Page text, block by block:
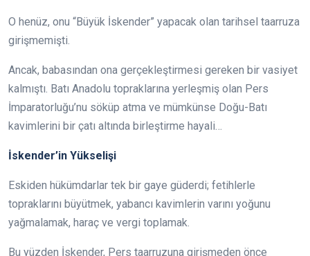
O henüz, onu “Büyük İskender” yapacak olan tarihsel taarruza
girişmemişti.
Ancak, babasından ona gerçekleştirmesi gereken bir vasiyet
kalmıştı. Batı Anadolu topraklarına yerleşmiş olan Pers
İmparatorluğu’nu söküp atma ve mümkünse Doğu-Batı
kavimlerini bir çatı altında birleştirme hayali…
İskender’in Yükselişi
Eskiden hükümdarlar tek bir gaye güderdi; fetihlerle
topraklarını büyütmek, yabancı kavimlerin varını yoğunu
yağmalamak, haraç ve vergi toplamak.
Bu yüzden İskender, Pers taarruzuna girişmeden önce